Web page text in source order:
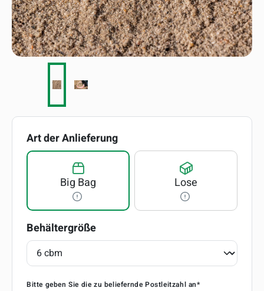
Art der Anlieferungauswählen
Big Bag Lose
Behältergrößeauswählen
Bitte geben Sie die zu beliefernde Postleitzahl an*